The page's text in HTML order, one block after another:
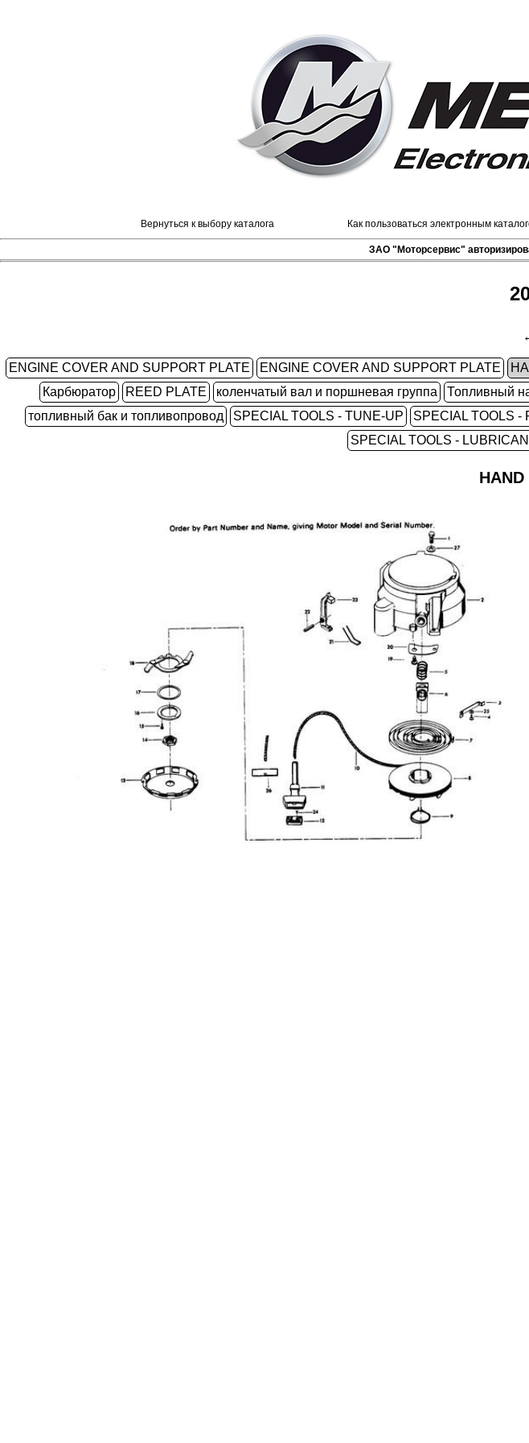
Вернуться к выбору каталога Как пользоваться электронным
ЗАО "Моторсервис"
ENGINE COVER AND SUPPORT PLATE ENGINE COVER AND SUPPORT PLATE
Карбюратор
REED PLATE коленчатый вал и поршневая группа Топливный
топливный бак и топливопровод
SPECIAL TOOLS - TUNE-UP SPECIAL TOOLS -
SPECIAL TOOLS -
HAND